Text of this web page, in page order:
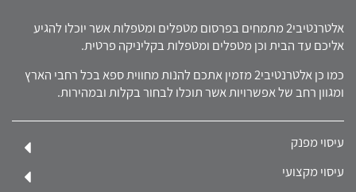
אלטרנטיבי2 מתמחים בפרסום מטפלים ומטפלות אשר יוכלו להגיע
אליכם עד הבית וכן מטפלים ומטפלות בקליניקה פרטית.
כמו כן אלטרנטיבי2 מזמין אתכם להנות מחווית ספא בכל רחבי הארץ
ומגוון רחב של אפשרויות אשר תוכלו לבחור בקלות ובמהירות.
עיסוי מפנק
עיסוי מקצועי